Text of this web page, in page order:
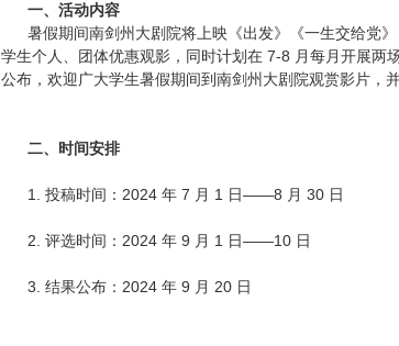
一、活动内容
暑假期间南剑州大剧院将上映《出发》《一生交给党》
学生个人、团体优惠观影，同时计划在 7-8 月每月开展两
公布，欢迎广大学生暑假期间到南剑州大剧院观赏影片，
二、时间安排
1. 投稿时间：2024 年 7 月 1 日——8 月 30 日
2. 评选时间：2024 年 9 月 1 日——10 日
3. 结果公布：2024 年 9 月 20 日